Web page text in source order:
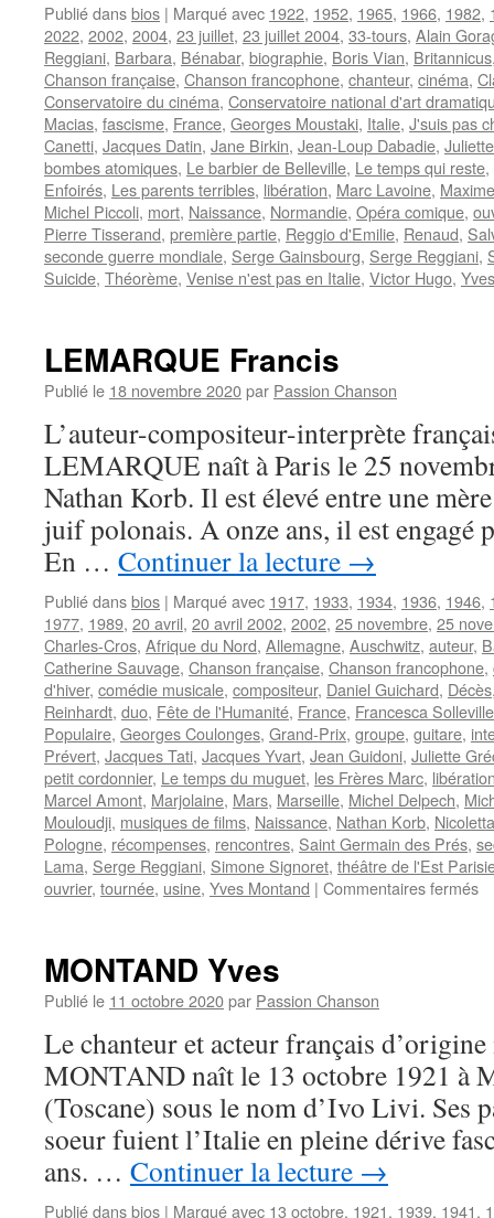
Publié dansbios | Marqué avec 1922, 1952, 1965, 1966, 1982,
2022, 2002, 2004, 23 juillet, 23 juillet 2004, 33-tours, Alain
Reggiani, Barbara, Bénabar, biographie, Boris Vian, Britannicus
Chanson française, Chanson francophone, chanteur, cinéma,
Conservatoire du cinéma, Conservatoire national d'art
Macias, fascisme, France, Georges Moustaki, Italie, J'suis pas
Canetti, Jacques Datin, Jane Birkin, Jean-Loup Dabadie, Juliette
bombes atomiques, Le barbier de Belleville, Le temps qui reste,
Enfoirés, Les parents terribles, libération, Marc Lavoine,
Michel Piccoli, mort, Naissance, Normandie, Opéra comique,
Pierre Tisserand, première partie, Reggio d'Emilie, Renaud,
seconde guerre mondiale, Serge Gainsbourg, Serge Reggiani,
Suicide, Théorème, Venise n'est pas en Italie, Victor Hugo,
LEMARQUE Francis
Publié le 18 novembre 2020par Passion Chanson
L’auteur-compositeur-interprète
LEMARQUE naît à Paris le 25
Nathan Korb. Il est élevé entre une
juif polonais. A onze ans, il est engagé
En … Continuer la lecture →
Publié dansbios | Marqué avec 1917, 1933, 1934, 1936, 1946,
1977, 1989, 20 avril, 20 avril 2002, 2002, 25 novembre, 25
Charles-Cros, Afrique du Nord, Allemagne, Auschwitz, auteur,
Catherine Sauvage, Chanson française, Chanson francophone,
d'hiver, comédie musicale, compositeur, Daniel Guichard, Décès
Reinhardt, duo, Fête de l'Humanité, France, Francesca Solleville
Populaire, Georges Coulonges, Grand-Prix, groupe, guitare,
Prévert, Jacques Tati, Jacques Yvart, Jean Guidoni, Juliette
petit cordonnier, Le temps du muguet, les Frères Marc,
Marcel Amont, Marjolaine, Mars, Marseille, Michel Delpech,
Mouloudji, musiques de films, Naissance, Nathan Korb, Nicoletta
Pologne, récompenses, rencontres, Saint Germain des Prés,
Lama, Serge Reggiani, Simone Signoret, théâtre de l'Est
ouvrier, tournée, usine, Yves Montand | Commentaires fermés
MONTAND Yves
Publié le 11 octobre 2020par Passion Chanson
Le chanteur et acteur français
MONTAND naît le 13 octobre 1921 à
(Toscane) sous le nom d’Ivo Livi. Ses
soeur fuient l’Italie en pleine dérive
ans. … Continuer la lecture →
Publié dansbios | Marqué avec 13 octobre, 1921, 1939, 1941,